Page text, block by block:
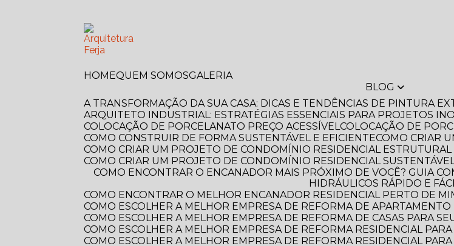
HOME QUEM SOMOS
GALERIA
BLOG
A TRANSFORMAÇÃO DA SUA CASA: DICAS E TENDÊNCIAS DE PINTURA
ARQUITETO INDUSTRIAL: ESTRATÉGIAS ESSENCIAIS PARA PROJETOS
COLOCAÇÃO DE PORCELANATO PREÇO ACESSÍVEL COLOCAÇÃO DE
COMO CONSTRUIR DE FORMA SUSTENTÁVEL E EFICIENTE COMO CRIAR
COMO CRIAR UM PROJETO DE CONDOMÍNIO RESIDENCIAL
COMO CRIAR UM PROJETO DE CONDOMÍNIO RESIDENCIAL
COMO ENCONTRAR O ENCANADOR MAIS PRÓXIMO DE VOCÊ? GUIA COMPLETO PARA RESOLVER SEUS PROBLEMAS
HIDRÁULICOS RÁPIDO E
COMO ENCONTRAR O MELHOR ENCANADOR RESIDENCIAL PERTO DE
COMO ESCOLHER A MELHOR EMPRESA DE REFORMA DE APARTAMENTO
COMO ESCOLHER A MELHOR EMPRESA DE REFORMA DE CASAS PARA
COMO ESCOLHER A MELHOR EMPRESA DE REFORMA RESIDENCIAL
COMO ESCOLHER A MELHOR EMPRESA DE REFORMA RESIDENCIAL